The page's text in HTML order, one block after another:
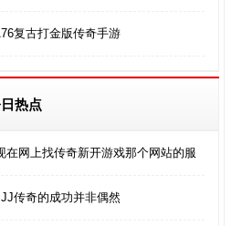
复古打金版传奇手游
热点
在网上找传奇新开游戏那个网站的服
传奇的成功并非偶然